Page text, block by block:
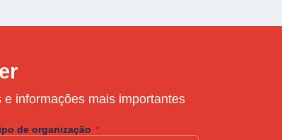
informações mais importantes
de organização